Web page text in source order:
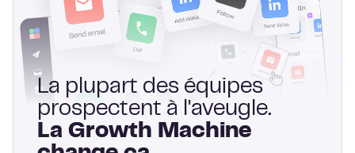
La plupart des équipes
prospectent à l'aveugle.
La Growth Machine